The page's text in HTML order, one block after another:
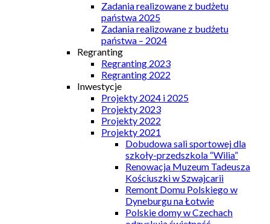
Zadania realizowane z budżetu
państwa 2025
Zadania realizowane z budżetu
państwa – 2024
Regranting
Regranting 2023
Regranting 2022
Inwestycje
Projekty 2024 i 2025
Projekty 2023
Projekty 2022
Projekty 2021
Dobudowa sali sportowej dla
szkoły-przedszkola “Wilia”
Renowacja Muzeum Tadeusza
Kościuszki w Szwajcarii
Remont Domu Polskiego w
Dyneburgu na Łotwie
Polskie domy w Czechach